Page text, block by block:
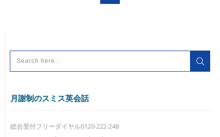
月謝制のスミス英会話
総合受付フリーダイヤル0120-222-248